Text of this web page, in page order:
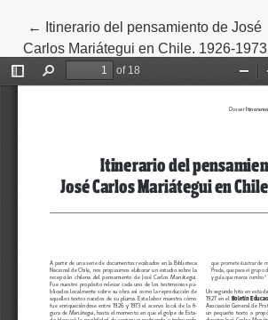
← Volver a los detalles del artículo
Itinerario del pensamiento de José
Carlos Mariátegui en Chile. 1926-1973